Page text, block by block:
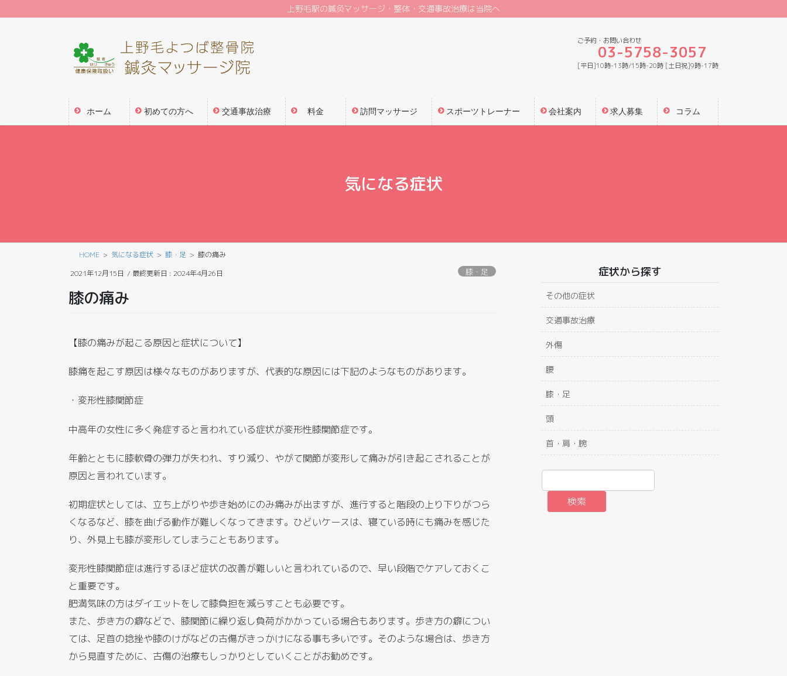
ン
ビ
上野毛駅の鍼灸マッサージ・整体・交通事故治療は当院へ
ご予約・お問い合わせ
03-5758-3057
[平日]10時-13時/15時-20時 [土日祝]9時-17時
ホーム 初めての方へ 交通事故治療 料金 訪問マッサージ スポーツトレーナー 会社案内 求人募集 コラム
気になる症状
HOME 気になる症状 膝・足
膝の痛み
2021年12月15日 / 最終更新日 : 2024年4月26日 膝・足
膝の痛み
【膝の痛みが起こる原因と症状について】
膝痛を起こす原因は様々なものがありますが、代表的な原因には下記のようなものがあります。
・変形性膝関節症
中高年の女性に多く発症すると言われている症状が変形性膝関節症です。
年齢とともに膝軟骨の弾力が失われ、すり減り、やがて関節が変形して痛みが引き起こされることが
原因と言われています。
初期症状としては、立ち上がりや歩き始めにのみ痛みが出ますが、進行すると階段の上り下りがつら
くなるなど、膝を曲げる動作が難しくなってきます。ひどいケースは、寝ている時にも痛みを感じた
り、外見上も膝が変形してしまうこともあります。
変形性膝関節症は進行するほど症状の改善が難しいと言われているので、早い段階でケアしておくこ
と重要です。
肥満気味の方はダイエットをして膝負担を減らすことも必要です。
また、歩き方の癖などで、膝関節に繰り返し負荷がかかっている場合もあります。歩き方の癖につい
ては、足首の捻挫や膝のけがなどの古傷がきっかけになる事も多いです。そのような場合は、歩き方
から見直すために、古傷の治療もしっかりとしていくことがお勧めです。
症状から探す
その他の症状
交通事故治療
外傷
腰
膝・足
頭
首・肩・腕
検索